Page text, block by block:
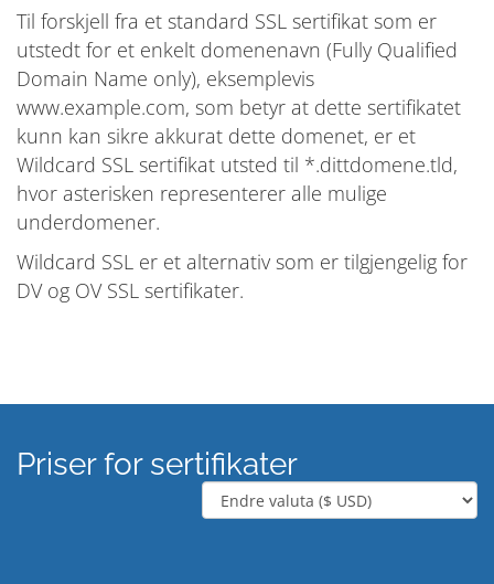
Til forskjell fra et standard SSL sertifikat som er
utstedt for et enkelt domenenavn (Fully Qualified
Domain Name only), eksemplevis
www.example.com, som betyr at dette sertifikatet
kunn kan sikre akkurat dette domenet, er et
Wildcard SSL sertifikat utsted til *.dittdomene.tld,
hvor asterisken representerer alle mulige
underdomener.
Wildcard SSL er et alternativ som er tilgjengelig for
DV og OV SSL sertifikater.
Priser for sertifikater